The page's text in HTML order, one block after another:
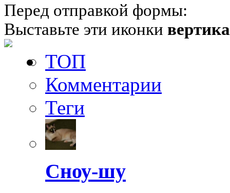
Перед отправкой формы:
Выставьте эти иконки
ТОП
Комментарии
Теги
Сноу-шу